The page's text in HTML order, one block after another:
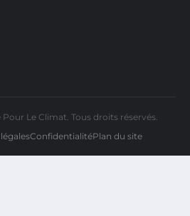
Le Climat. Tous droits réservés.
ConfidentialitéPlan du site